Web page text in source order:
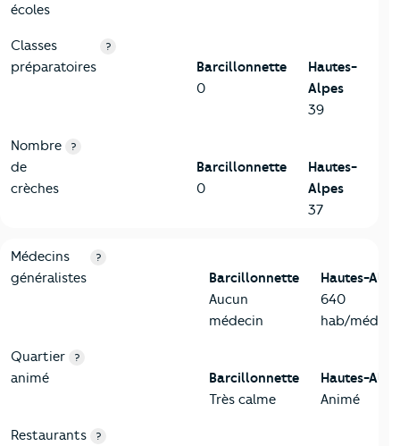
écoles
Classes
préparatoires
?
Barcillonnette
0
Hautes-
Alpes
39
Nombre
de
crèches
?
Barcillonnette
0
Hautes-
Alpes
37
5-Commerces
Critères Barcillonnette
Médecins
généralistes
?
Barcillonnette
Aucun
médecin
Hautes-
640
hab/
Quartier
animé
?
Barcillonnette
Très calme
Hautes-
Animé
Restaurants
?